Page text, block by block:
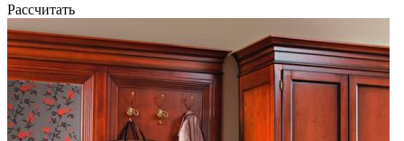
Рассчитать